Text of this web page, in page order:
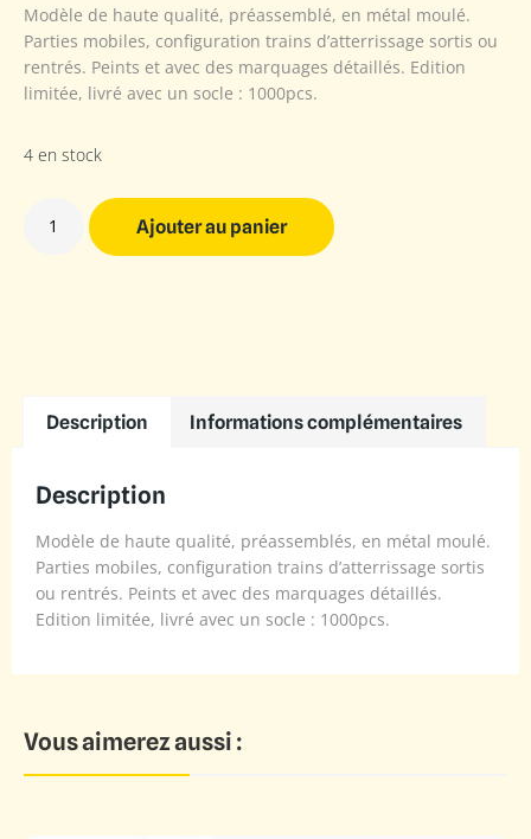
Modèle de haute qualité, préassemblé, en métal moulé.
Parties mobiles, configuration trains d’atterrissage sortis ou
rentrés. Peints et avec des marquages détaillés. Edition
limitée, livré avec un socle : 1000pcs.
4 en stock
Ajouter au panier
Description Informations complémentaires
Description
Modèle de haute qualité, préassemblés, en métal moulé.
Parties mobiles, configuration trains d’atterrissage sortis
ou rentrés. Peints et avec des marquages détaillés.
Edition limitée, livré avec un socle : 1000pcs.
Vous aimerez aussi :